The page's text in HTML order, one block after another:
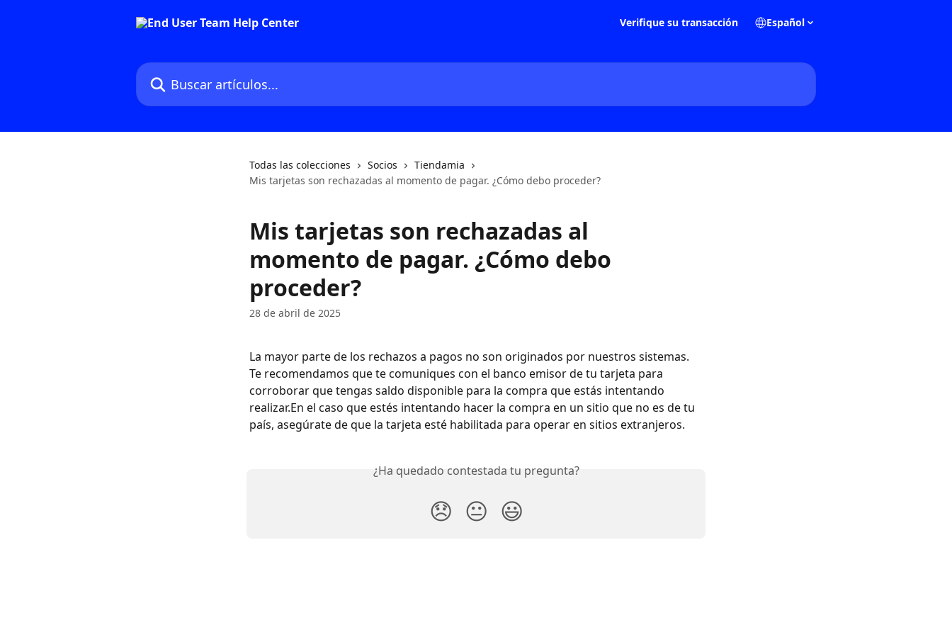
Verifique su transacción Español
Buscar artículos...
Todas las colecciones Socios
Tiendamia
Mis tarjetas son rechazadas al momento de pagar. ¿Cómo debo proceder?
Mis tarjetas son rechazadas al
momento de pagar. ¿Cómo debo
proceder?
28 de abril de 2025
La mayor parte de los rechazos a pagos no son originados por nuestros sistemas.
Te recomendamos que te comuniques con el banco emisor de tu tarjeta para
corroborar que tengas saldo disponible para la compra que estás intentando
realizar.En el caso que estés intentando hacer la compra en un sitio que no es de tu
país, asegúrate de que la tarjeta esté habilitada para operar en sitios extranjeros.​
¿Ha quedado contestada tu pregunta?
😞 😐 😃